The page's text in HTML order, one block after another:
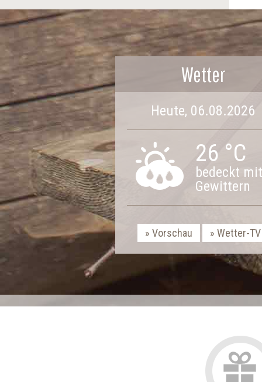
Wetter
Heute, 06.08.2026
26 °C
bedeckt mit
Gewittern
Vorschau Wetter-TV